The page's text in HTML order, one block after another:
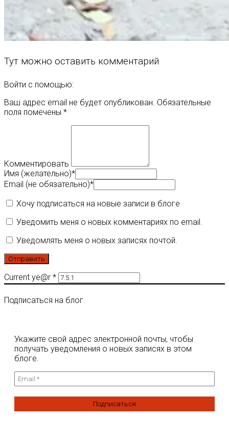
Тут можно оставить комментарий
Войти с помощью:
Ваш адрес email не будет опубликован. Обязательные
поля помечены *
Комментировать
Имя (желательно)*
Email (не обязательно)*
Хочу подписаться на новые записи в блоге
Уведомить меня о новых комментариях по email.
Уведомлять меня о новых записях почтой.
Current ye@r *
Подписаться на блог
Укажите свой адрес электронной почты, чтобы
получать уведомления о новых записях в этом
блоге.